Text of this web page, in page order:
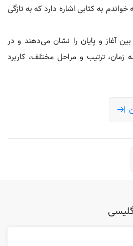
به کتابی اشاره دارد که به تازگی
آغاز و پایان را نشان می‌دهند و در
زمان، ترتیب و مراحل مختلف، کاربرد